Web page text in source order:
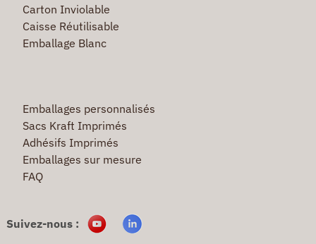
Carton Inviolable
Caisse Réutilisable
Emballage Blanc
Emballages personnalisés
Sacs Kraft Imprimés
Adhésifs Imprimés
Emballages sur mesure
FAQ
Suivez-nous :